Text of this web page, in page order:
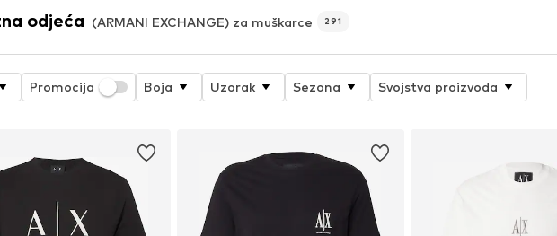
odjeća (ARMANI EXCHANGE) za muškarce 291
Promocija Boja Uzorak Sezona Svojstva proizvoda